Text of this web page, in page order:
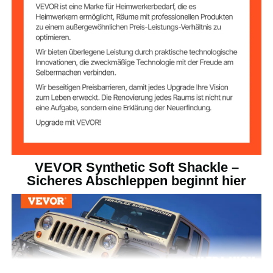
Menge 2 PCS
Farbe
Durchmesser 1/2 Zoll/12,7 mm
Länge 22 Zoll/558,8 mm
0,66 lbs/0,3 kg
VEVOR Synthetic Soft Shackle –
Sicheres Abschleppen beginnt hier